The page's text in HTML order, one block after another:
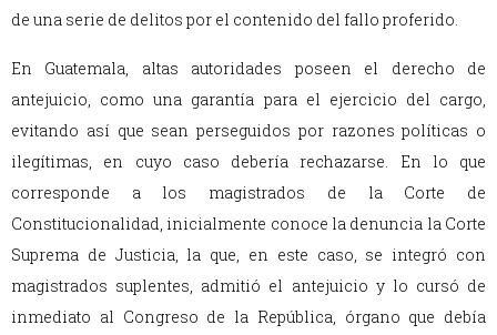
de una serie de delitos por el contenido del fallo proferido.
En Guatemala, altas autoridades poseen el derecho de
antejuicio, como una garantía para el ejercicio del cargo,
evitando así que sean perseguidos por razones políticas o
ilegítimas, en cuyo caso debería rechazarse. En lo que
corresponde a los magistrados de la Corte de
Constitucionalidad, inicialmente conoce la denuncia la Corte
Suprema de Justicia, la que, en este caso, se integró con
magistrados suplentes, admitió el antejuicio y lo cursó de
inmediato al Congreso de la República, órgano que debía